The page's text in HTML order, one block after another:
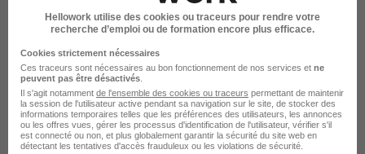
Emploi Conducteur de ligne automatisée
Entreprise Conducteur de ligne automatisée
Hellowork utilise des cookies ou traceurs pour rendre votre
recherche d’emploi ou de formation encore plus efficace.
Cookies strictement nécessaires
Ces traceurs sont nécessaires au bon fonctionnement de nos services et ne
peuvent pas être désactivés
Il s'agit notamment de l'ensemble des cookies ou traceurs permettant de maintenir
la session de l'utilisateur active pendant sa navigation sur le site, de stocker des
informations temporaires telles que les préférences des utilisateurs, les annonces
ou les offres vues, gérer les processus d'identification de l'utilisateur, vérifier s'il
est connecté ou non, et plus globalement garantir la sécurité du site web en
détectant les tentatives d'accès frauduleux ou les violations de sécurité.